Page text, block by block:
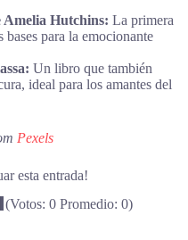
Amelia Hutchins: La primera
bases para la emocionante
Un libro que también
ideal para los amantes del
Pexels
esta entrada!
(Votos: 0Promedio: 0)